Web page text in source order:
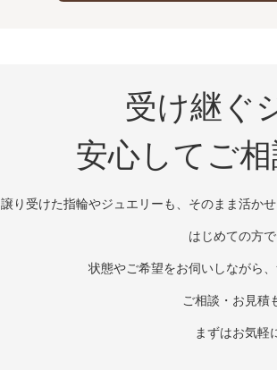
受け継ぐ
安心してご
譲り受けた指輪やジュエリーも、 そのまま活か
はじめての方
状態やご希望をお伺いしながら、
ご相談・お見積
まずはお気軽